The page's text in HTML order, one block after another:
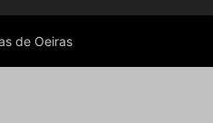
de Oeiras